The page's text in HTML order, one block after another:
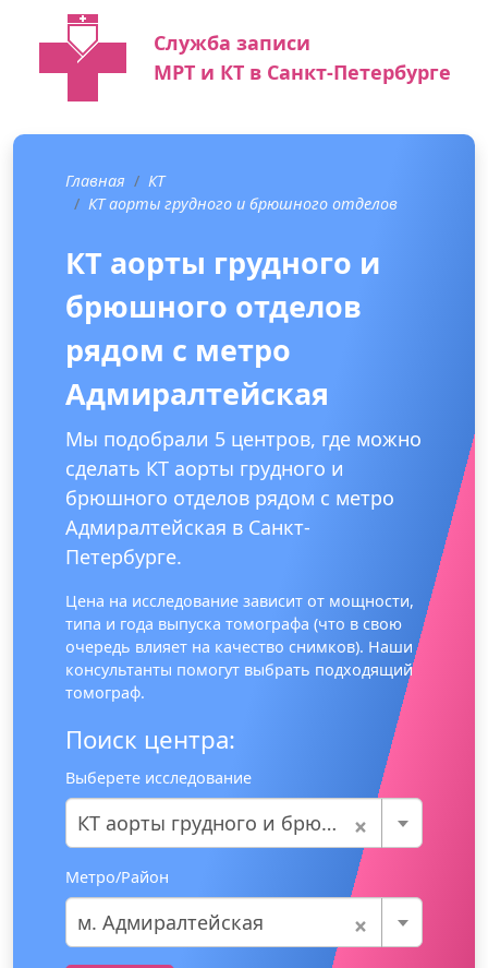
Служба записи
МРТ и КТ в Санкт-Петербурге
Главная
КТ
КТ аорты грудного и брюшного отделов
КТ аорты грудного и
брюшного отделов
рядом с метро
Адмиралтейская
Мы подобрали 5 центров, где можно
сделать КТ аорты грудного и
брюшного отделов рядом с метро
Адмиралтейская в Санкт-
Петербурге.
Цена на исследование зависит от мощности,
типа и года выпуска томографа (что в свою
очередь влияет на качество снимков). Наши
консультанты помогут выбрать подходящий
томограф.
Поиск центра:
Выберете исследование
×
КТ аорты грудного и брюшного отделов
Метро/Район
×
м. Адмиралтейская